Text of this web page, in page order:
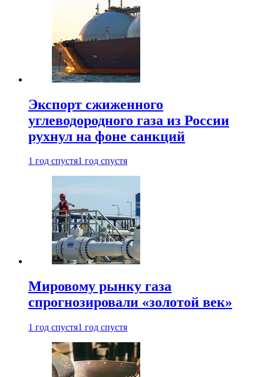
Экспорт сжиженного
углеводородного газа из России
рухнул на фоне санкций
1 год спустя1 год спустя
Мировому рынку газа
спрогнозировали «золотой век»
1 год спустя1 год спустя